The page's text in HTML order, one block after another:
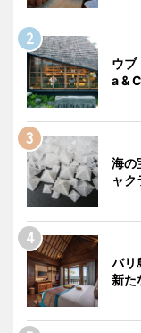
ウブ
a &
海の
ャク
バリ
新た